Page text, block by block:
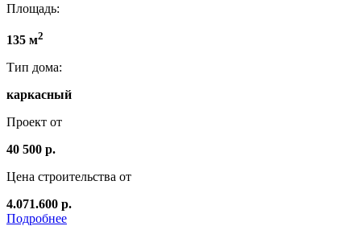
Площадь:
135 м2
Тип дома:
каркасный
Проект от
40 500 р.
Цена строительства от
4.071.600 р.
Подробнее